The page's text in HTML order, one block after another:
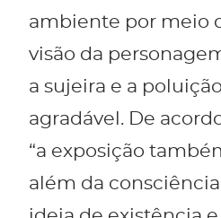
ambiente por meio
visão da
a sujeira e a
agradável. De
“a exposição
além da